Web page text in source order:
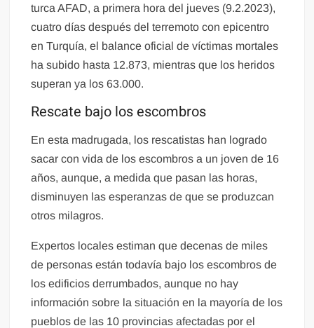
turca AFAD, a primera hora del jueves (9.2.2023),
cuatro días después del terremoto con epicentro
en Turquía, el balance oficial de víctimas mortales
ha subido hasta 12.873, mientras que los heridos
superan ya los 63.000.
Rescate bajo los escombros
En esta madrugada, los rescatistas han logrado
sacar con vida de los escombros a un joven de 16
años, aunque, a medida que pasan las horas,
disminuyen las esperanzas de que se produzcan
otros milagros.
Expertos locales estiman que decenas de miles
de personas están todavía bajo los escombros de
los edificios derrumbados, aunque no hay
información sobre la situación en la mayoría de los
pueblos de las 10 provincias afectadas por el